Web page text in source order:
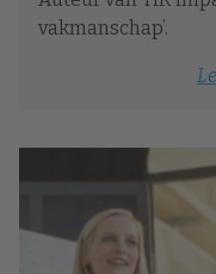
vakmanschap’.